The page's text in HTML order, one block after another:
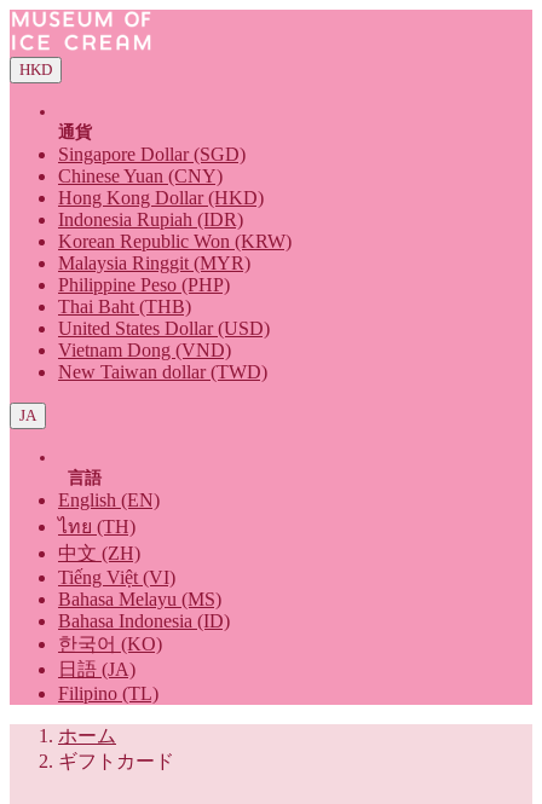
HKD
通貨
Singapore Dollar (SGD)
Chinese Yuan (CNY)
Hong Kong Dollar (HKD)
Indonesia Rupiah (IDR)
Korean Republic Won (KRW)
Malaysia Ringgit (MYR)
Philippine Peso (PHP)
Thai Baht (THB)
United States Dollar (USD)
Vietnam Dong (VND)
New Taiwan dollar (TWD)
JA
言語
English (EN)
ไทย (TH)
中文 (ZH)
Tiếng Việt (VI)
Bahasa Melayu (MS)
Bahasa Indonesia (ID)
한국어 (KO)
日語 (JA)
Filipino (TL)
ホーム
ギフトカード